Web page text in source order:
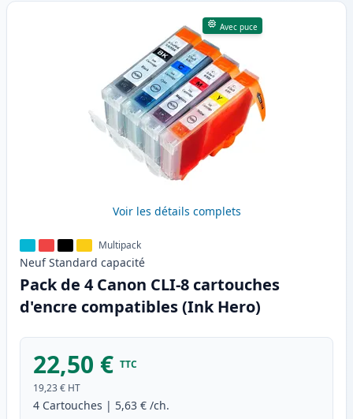
Avec puce
Voir les détails complets
Multipack
Neuf Standard capacité
Pack de 4 Canon CLI-8 cartouches
d'encre compatibles (Ink Hero)
22,50 € TTC
19,23 € HT
4 Cartouches | 5,63 € /ch.